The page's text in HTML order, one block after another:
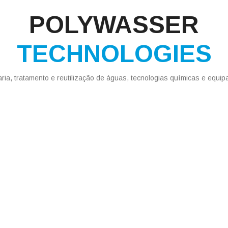
POLYWASSER
TECHNOLOGIES
tratamento e reutilização de águas, tecnologias químicas e